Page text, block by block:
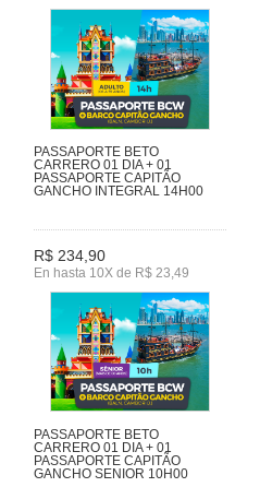
PASSAPORTE BETO
CARRERO 01 DIA + 01
PASSAPORTE CAPITÃO
GANCHO INTEGRAL 14H00
R$ 234,90
En hasta 10X de R$ 23,49
PASSAPORTE BETO
CARRERO 01 DIA + 01
PASSAPORTE CAPITÃO
GANCHO SENIOR 10H00